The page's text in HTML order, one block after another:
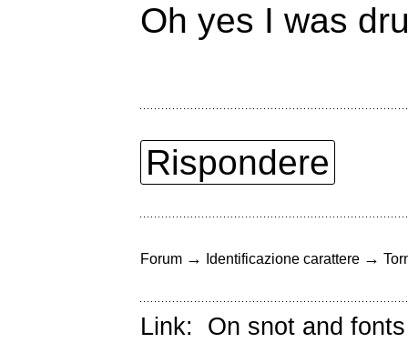
Oh yes I was
Rispondere
Forum → Identificazione carattere →
Link: On snot and fonts